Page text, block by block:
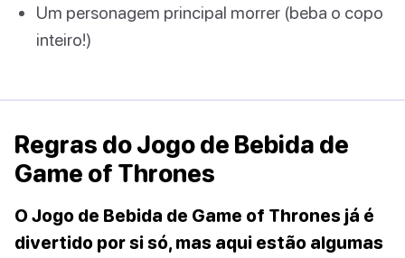
Um personagem principal morrer (beba o copo
inteiro!)
Regras do Jogo de Bebida de
Game of Thrones
O Jogo de Bebida de Game of Thrones já é
divertido por si só, mas aqui estão algumas